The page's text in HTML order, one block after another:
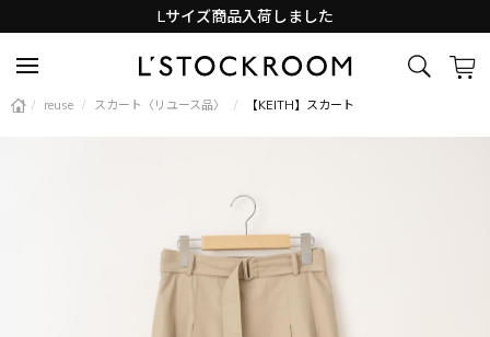
Lサイズ商品入荷しました
/ reuse / スカート〈リユース品〉 / 【KEITH】スカート